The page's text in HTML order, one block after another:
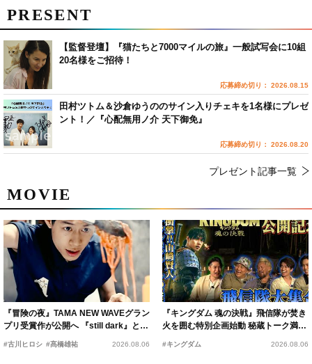
MOVIE
『冒険の夜』TAMA NEW WAVEグラン
プリ受賞作が公開へ 『still dark』と同
時上映決定
#古川ヒロシ #髙橋雄祐 2026.08.06
『キングダム 魂の決戦』飛信隊が焚き
火を囲む特別企画始動 秘蔵トーク満載
の“キングダムキャンプ”開催
#キングダム 2026.08.06
PRESENT
【監督登壇】『猫たちと7000マイルの旅』一般試写会に10組
20名様をご招待！
応募締め切り： 2026.08.15
田村ツトム＆沙倉ゆうののサイン入りチェキを1名様にプレゼ
ント！／『心配無用ノ介 天下御免』
応募締め切り： 2026.08.20
プレゼント記事一覧